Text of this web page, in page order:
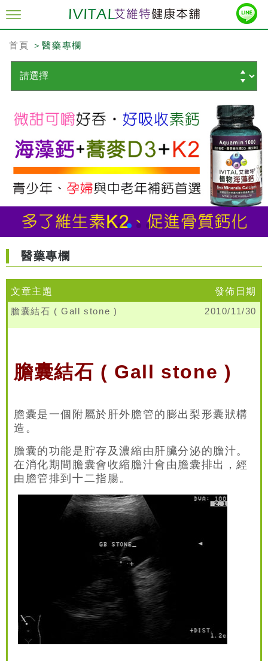
首頁 ＞醫藥專欄
醫藥專欄
文章主題
發佈日期
膽囊結石 ( Gall stone )
2010/11/30
膽囊結石 ( Gall stone )
膽囊是一個附屬於肝外膽管的膨出梨形囊狀構
造。
膽囊的功能是貯存及濃縮由肝臟分泌的膽汁。
在消化期間膽囊會收縮膽汁會由膽囊排出，經
由膽管排到十二指腸。